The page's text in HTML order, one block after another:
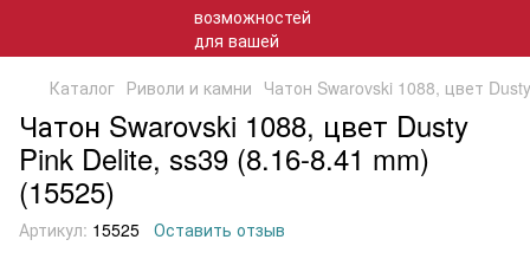
Каталог Риволи и камни Чатон Swarovski 1088, цвет
Чатон Swarovski 1088, цвет Dusty
Pink Delite, ss39 (8.16-8.41 mm)
(15525)
Артикул: 15525 Оставить отзыв